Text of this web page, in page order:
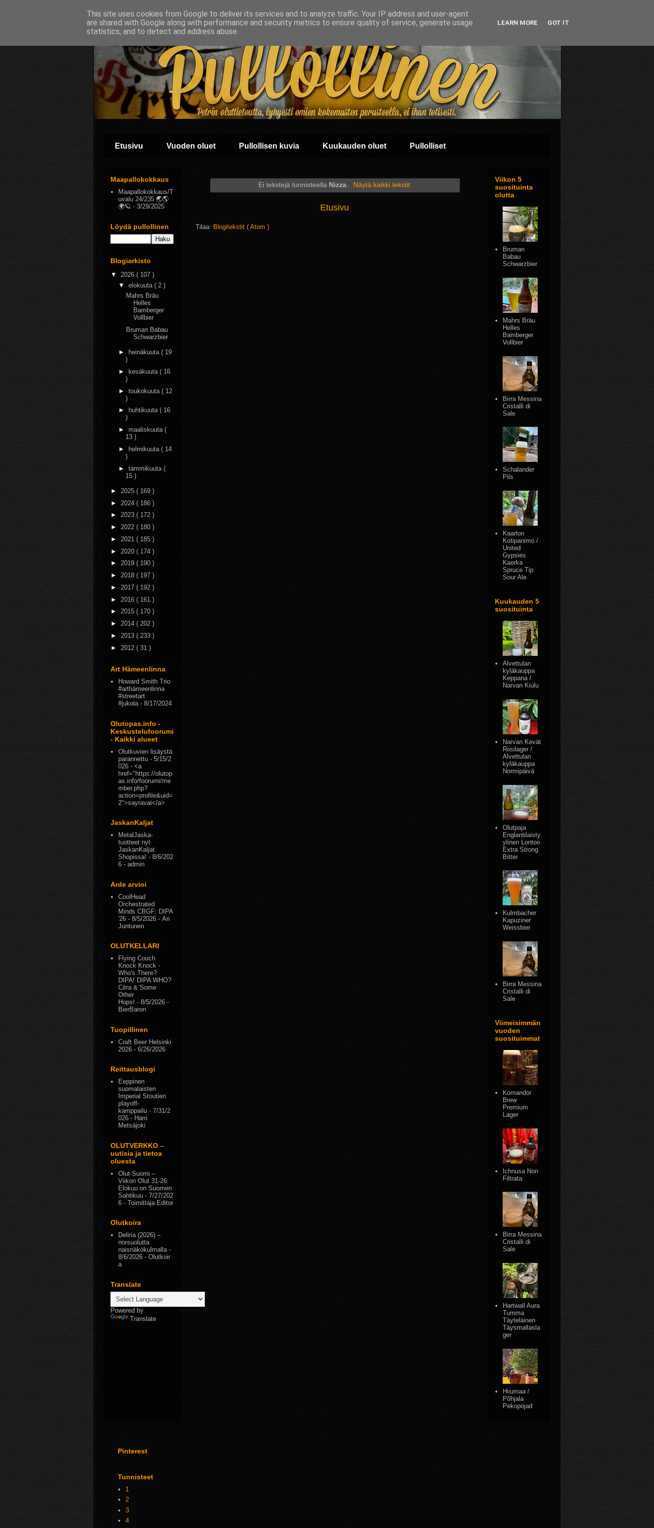
Etusivu Vuoden oluet Pullollisen kuvia Kuukauden oluet Pullolliset
Ei tekstejä tunnisteella Nizza. Näytä kaikki tekstit
Etusivu
Tilaa: Blogitekstit ( Atom )
Maapallokokkaus
Maapallokokkaus/T
uvalu 24/235 🌏🌎
🌍🪐 - 3/29/2025
Löydä pullollinen
Blogiarkisto
▼ 2026 ( 107 )
▼ elokuuta ( 2 )
Mahrs Bräu
Helles
Bamberger
Vollbier
Bruman Babau
Schwarzbier
► heinäkuuta ( 19
)
►
kesäkuuta ( 16
)
► toukokuuta ( 12
)
►
huhtikuuta ( 16
)
► maaliskuuta (
13 )
►
helmikuuta ( 14
)
► tammikuuta (
15 )
► 2025 ( 169 )
► 2024 ( 186 )
► 2023 ( 172 )
► 2022 ( 180 )
► 2021 ( 185 )
► 2020 ( 174 )
► 2019 ( 190 )
► 2018 ( 197 )
► 2017 ( 192 )
► 2016 ( 161 )
► 2015 ( 170 )
► 2014 ( 202 )
► 2013 ( 233 )
► 2012 ( 31 )
Art Hämeenlinna
Howard Smith Trio
#arthämeenlinna
#streetart
#jukola- 8/17/2024
Olutopas.info -
Keskustelufoorumi
- Kaikki alueet
Olutkuvien lisäystä
parannettu - 5/15/2
026 - <a
href="https://olutop
as.info/foorumi/me
mber.php?
action=profile&uid=
2">sayravai</a>
JaskanKaljat
MetalJaska-
tuotteet nyt
JaskanKaljat
Shopissa! - 8/6/202
6 - admin
Arde arvioi
CoolHead
Orchestrated
Minds CBGF: DIPA
'26 - 8/5/2026 - Ari
Juntunen
OLUTKELLARI
Flying Couch
Knock Knock -
Who's There?
DIPA! DIPA WHO?
Citra & Some
Other
Hops! - 8/5/2026 -
BierBaron
Tuopillinen
Craft Beer Helsinki
2026 - 6/26/2026
Reittausblogi
Eeppinen
suomalaisten
Imperial Stoutien
playoff-
kamppailu - 7/31/2
026 - Harri
Metsäjoki
OLUTVERKKO –
uutisia ja tietoa
oluesta
Olut-Suomi –
Viikon Olut 31-26:
Elokuu on Suomen
Sahtikuu - 7/27/202
6 - Toimittaja Editor
Olutkoira
Deliria (2026) –
norsuolutta
naisnäkökulmalla-
8/6/2026 - Olutkoir
a
Translate
Powered by
Translate
Viikon 5
suosituinta
olutta
Bruman
Babau
Schwarzbier
Mahrs Bräu
Helles
Bamberger
Vollbier
Birra Messina
Cristalli di
Sale
Schalander
Pils
Kaarlon
Kotipanimo /
United
Gypsies
Kaerka
Spruce Tip
Sour Ale
Kuukauden 5
suosituinta
Alvettulan
kyläkauppa
Keppana /
Narvan Kiulu
Narvan Kevät
Riisilager /
Alvettulan
kyläkauppa
Normipäivä
Olutpaja
Englantilaisty
ylinen Lontoo
Extra Strong
Bitter
Kulmbacher
Kapuziner
Weissbier
Birra Messina
Cristalli di
Sale
Viimeisimmän
vuoden
suosituimmat
Komandor
Brew
Premium
Lager
Ichnusa Non
Filtrata
Birra Messina
Cristalli di
Sale
Hartwall Aura
Tumma
Täyteläinen
Täysmallasla
ger
Hiiumaa /
Põhjala
Pekopojad
Pinterest
Tunnisteet
1
2
3
4
This site uses cookies from Google to deliver its services and to analyze traffic. Your IP address and user-agent
are shared with Google along with performance and security metrics to ensure quality of service, generate usage
statistics, and to detect and address abuse.
LEARN MORE GOT IT